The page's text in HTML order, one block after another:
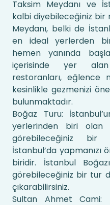
Taksim Meydanı ve
kalbi diyebileceğiniz bir
Meydanı, belki de
en ideal yerlerden
hemen yanında
içerisinde yer alan
restoranları, eğlence
kesinlikle gezmenizi
bulunmaktadır.
Boğaz Turu:
yerlerinden biri olan
görebileceğiniz bir
İstanbul’da
biridir. İstanbul
görebileceğiniz bir tur
çıkarabilirsiniz.
Sultan Ahmet Cami: